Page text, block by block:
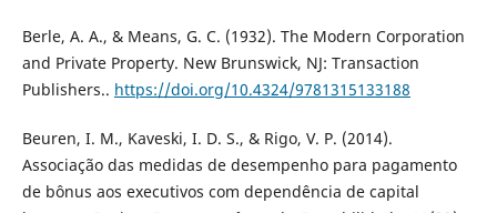
Berle, A. A., & Means, G. C. (1932). The Modern Corporation
and Private Property. New Brunswick, NJ: Transaction
Publishers.. https://doi.org/10.4324/9781315133188
Beuren, I. M., Kaveski, I. D. S., & Rigo, V. P. (2014).
Associação das medidas de desempenho para pagamento
de bônus aos executivos com dependência de capital